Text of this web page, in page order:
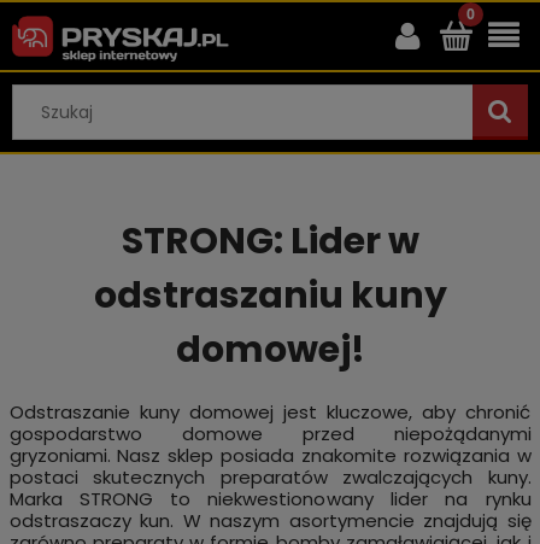
STRONG: Lider w
odstraszaniu kuny
domowej!
Odstraszanie kuny domowej jest kluczowe, aby chronić
gospodarstwo domowe przed niepożądanymi
gryzoniami. Nasz sklep posiada znakomite rozwiązania w
postaci skutecznych preparatów zwalczających kuny.
Marka STRONG to niekwestionowany lider na rynku
odstraszaczy kun. W naszym asortymencie znajdują się